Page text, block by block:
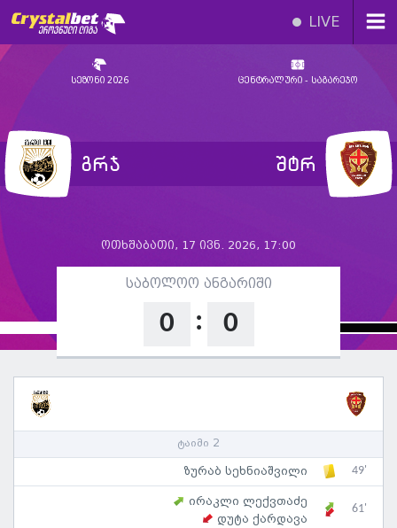
LIVE
სეზონი 2026 ცენტრალური - საგარეჯო
გრჯ შტრ
ოთხშაბათი, 17 ივნ. 2026, 17:00
საბოლოო ანგარიში
0 : 0
ტაიმი 2
ზურაბ სეხნიაშვილი 49'
ირაკლი ლექვთაძე
დუტა ქარდავა
61'